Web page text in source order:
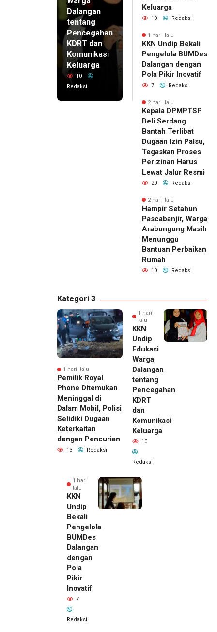
Dalangan
tentang
Pencegahan
KDRT dan
Komunikasi
Keluarga
10
Redaksi
Keluarga
10 Redaksi
1 hari lalu
KKN Undip Bekali
Pengelola BUMDes
Dalangan dengan
Pola Pikir Inovatif
7 Redaksi
2 hari lalu
Kepala DPMPTSP
Deli Serdang
Bantah Terlibat
Dugaan Izin Palsu,
Tegaskan Proses
Perizinan Harus
Lewat Jalur Resmi
20 Redaksi
2 hari lalu
Hampir Setahun
Pascabanjir, Warga
Arabungong Masih
Menunggu
Bantuan Perbaikan
Rumah
10 Redaksi
Kategori 3
1 hari lalu
Pemilik Royal
Phone Ditemukan
Meninggal di
Dalam Mobil, Polisi
Selidiki Dugaan
Keterkaitan
dengan Pencurian
13 Redaksi
1 hari
lalu
KKN
Undip
Edukasi
Warga
Dalangan
tentang
Pencegahan
KDRT
dan
Komunikasi
Keluarga
10
Redaksi
1 hari
lalu
KKN
Undip
Bekali
Pengelola
BUMDes
Dalangan
dengan
Pola
Pikir
Inovatif
7
Redaksi
1 hari lalu
Pemilik
Royal
Phone